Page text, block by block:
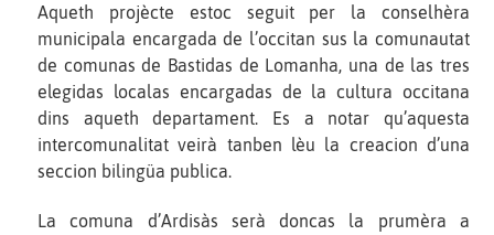
Aqueth projècte estoc seguit per la conselhèra
municipala encargada de l’occitan sus la comunautat
de comunas de Bastidas de Lomanha, una de las tres
elegidas localas encargadas de la cultura occitana
dins aqueth departament. Es a notar qu’aquesta
intercomunalitat veirà tanben lèu la creacion d’una
seccion bilingüa publica.
La comuna d’Ardisàs serà doncas la prumèra a